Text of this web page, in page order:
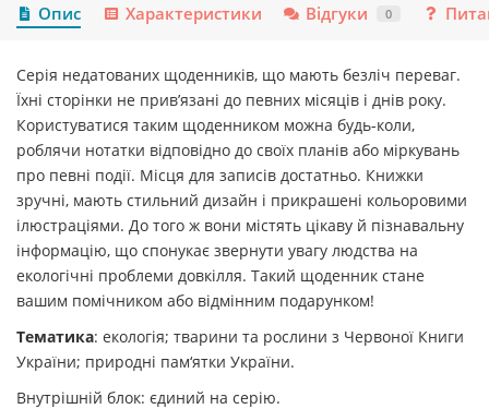
Опис Характеристики Відгуки 0
Серія недатованих щоденників, що мають безліч переваг.
Їхні сторінки не прив’язані до певних місяців і днів року.
Користуватися таким щоденником можна будь-коли,
роблячи нотатки відповідно до своїх планів або міркувань
про певні події. Місця для записів достатньо. Книжки
зручні, мають стильний дизайн і прикрашені кольоровими
ілюстраціями. До того ж вони містять цікаву й пізнавальну
інформацію, що спонукає звернути увагу людства на
екологічні проблеми довкілля. Такий щоденник стане
вашим помічником або відмінним подарунком!
Тематика: екологія; тварини та рослини з Червоної Книги
України; природні пам‘ятки України.
Внутрішній блок: єдиний на серію.